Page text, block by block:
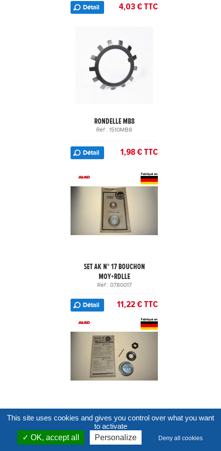
Détail 4,03 € TTC
RONDELLE MB8
Réf : 1510MB8
Détail 1,98 € TTC
SET AK N° 17 BOUCHON
MOY+RDLLE
Réf : 0780017
Détail 11,22 € TTC
SET AK N° 16 BOUCHON
MOY+RDLLE
Réf : 0780016
This site uses cookies and gives you control over what you want
to activate
OK, accept all
Personalize Deny all cookies